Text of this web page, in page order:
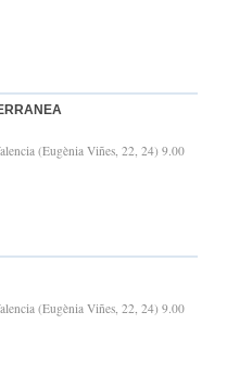
(Eugènia Viñes, 22, 24) 9.00
(Eugènia Viñes, 22, 24) 9.00